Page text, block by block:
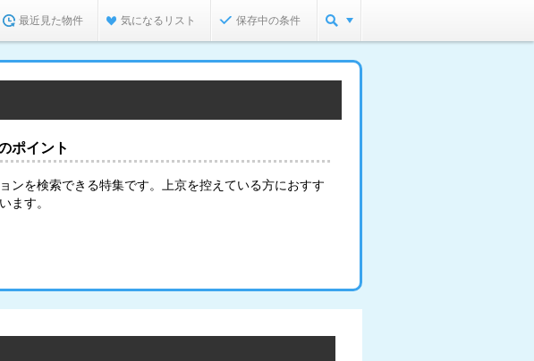
最近見た物件 気になるリスト 保存中の条件
ポイント
ンを検索できる特集です。上京を控えている方におすす
ます。